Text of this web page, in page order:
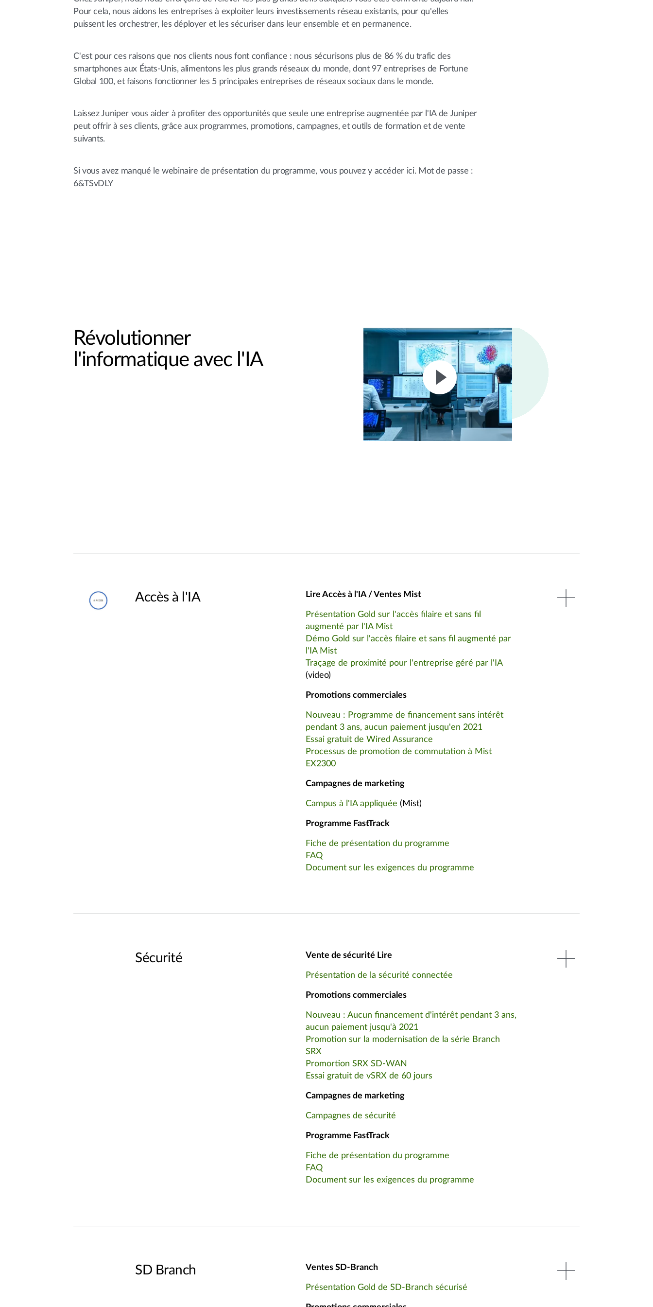
Pour cela, nous aidons les entreprises à exploiter leurs investissements réseau existants, pour qu'elles
puissent les orchestrer, les déployer et les sécuriser dans leur ensemble et en permanence.
C'est pour ces raisons que nos clients nous font confiance : nous sécurisons plus de 86 % du trafic des
smartphones aux États-Unis, alimentons les plus grands réseaux du monde, dont 97 entreprises de Fortune
Global 100, et faisons fonctionner les 5 principales entreprises de réseaux sociaux dans le monde.
Laissez Juniper vous aider à profiter des opportunités que seule une entreprise augmentée par l'IA de Juniper
peut offrir à ses clients, grâce aux programmes, promotions, campagnes, et outils de formation et de vente
suivants.
Si vous avez manqué le webinaire de présentation du programme, vous pouvez y accéder ici. Mot de passe :
6&TSvDLY
Révolutionner
l'informatique avec l'IA
Accès à l'IA Lire Accès à l'IA / Ventes Mist
Présentation Gold sur l'accès filaire et sans fil
augmenté par l'IA Mist
Démo Gold sur l'accès filaire et sans fil augmenté par
l'IA Mist
Traçage de proximité pour l'entreprise géré par l'IA
(video)
Promotions commerciales
Nouveau : Programme de financement sans intérêt
pendant 3 ans, aucun paiement jusqu'en 2021
Essai gratuit de Wired Assurance
Processus de promotion de commutation à Mist
EX2300
Campagnes de marketing
Campus à l'IA appliquée(Mist)
Programme FastTrack
Fiche de présentation du programme
FAQ
Document sur les exigences du programme
Sécurité Vente de sécurité Lire
Présentation de la sécurité connectée
Promotions commerciales
Nouveau : Aucun financement d'intérêt pendant 3 ans,
aucun paiement jusqu'à 2021
Promotion sur la modernisation de la série Branch
SRX
Promortion SRX SD-WAN
Essai gratuit de vSRX de 60 jours
Campagnes de marketing
Campagnes de sécurité
Programme FastTrack
Fiche de présentation du programme
FAQ
Document sur les exigences du programme
SD Branch Ventes SD-Branch
Présentation Gold de SD-Branch sécurisé